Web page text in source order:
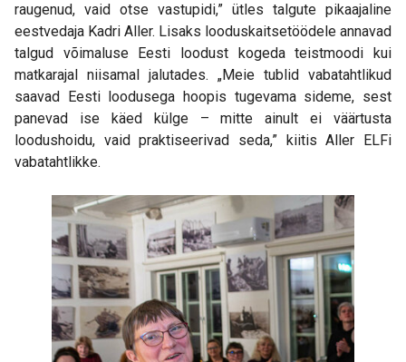
raugenud, vaid otse vastupidi,” ütles talgute pikaajaline
eestvedaja Kadri Aller. Lisaks looduskaitsetöödele annavad
talgud võimaluse Eesti loodust kogeda teistmoodi kui
matkarajal niisamal jalutades. „Meie tublid vabatahtlikud
saavad Eesti loodusega hoopis tugevama sideme, sest
panevad ise käed külge – mitte ainult ei väärtusta
loodushoidu, vaid praktiseerivad seda,” kiitis Aller ELFi
vabatahtlikke.